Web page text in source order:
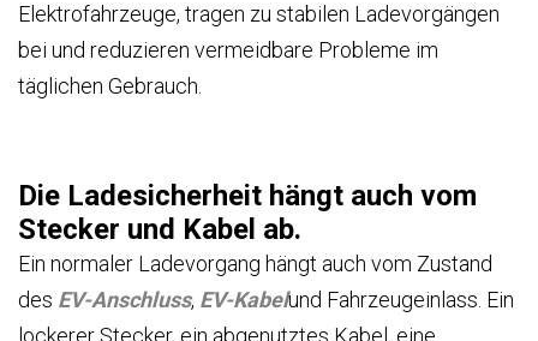
Elektrofahrzeuge, tragen zu stabilen Ladevorgängen
bei und reduzieren vermeidbare Probleme im
täglichen Gebrauch.
Die Ladesicherheit hängt auch vom
Stecker und Kabel ab.
Ein normaler Ladevorgang hängt auch vom Zustand
des EV-Anschluss, EV-Kabelund Fahrzeugeinlass. Ein